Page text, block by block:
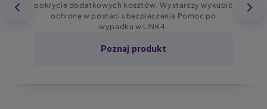
pokrycie dodatkowych kosztów. Wystarczy wykupić
ochronę w postaci ubezpieczenia Pomoc po
wypadku w LINK4.
Poznaj produkt